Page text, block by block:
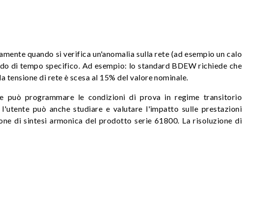
quando si verifica un'anomalia sulla rete (ad esempio un calo
di tempo specifico. Ad esempio: lo standard BDEW richiede che
di rete è scesa al 15% del valore nominale.
programmare le condizioni di prova in regime transitorio
può anche studiare e valutare l'impatto sulle prestazioni
di sintesi armonica del prodotto serie 61800. La risoluzione di